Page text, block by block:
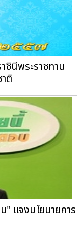
ชินีพระราชทาน
ติ
แจงนโยบายการ